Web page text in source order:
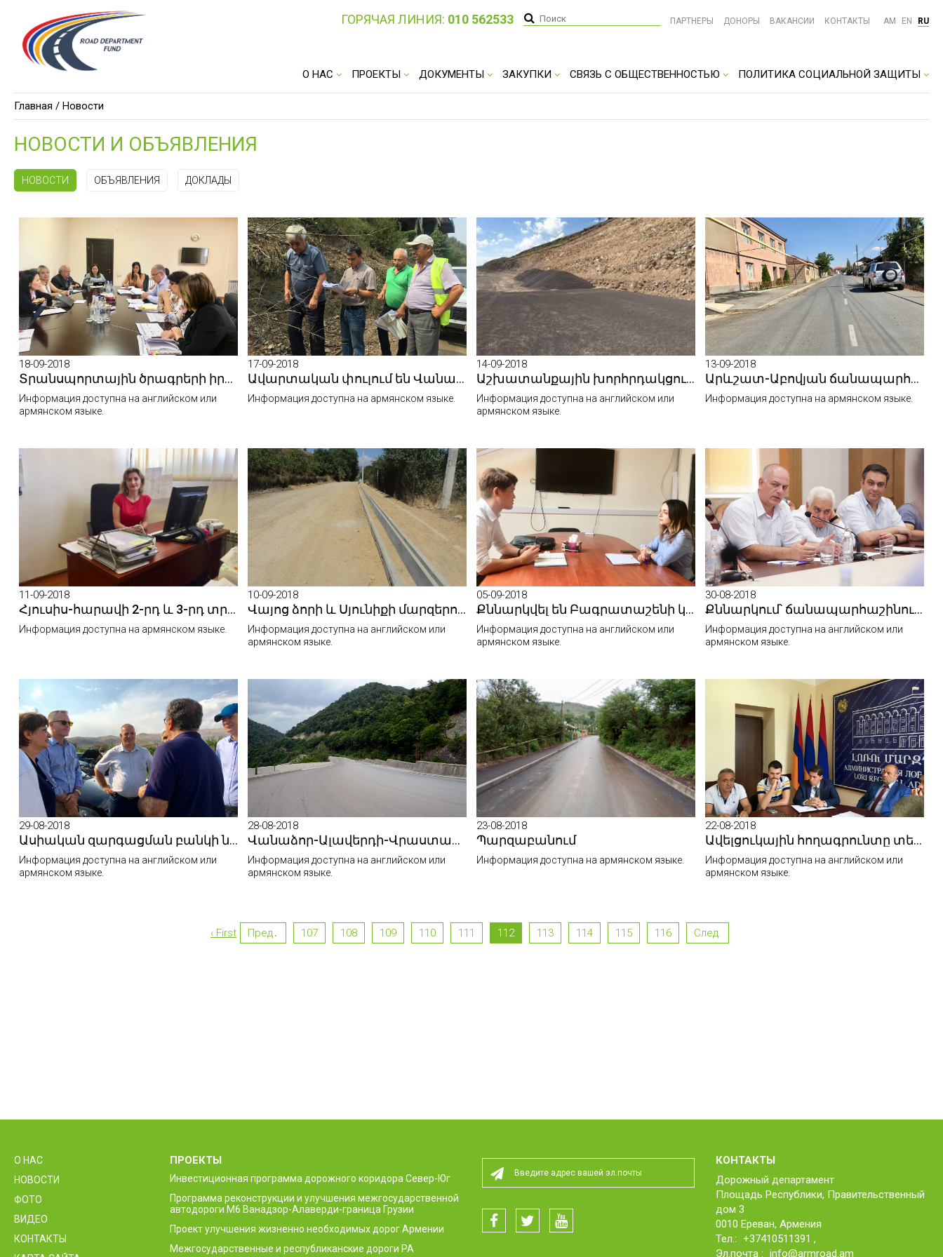
О НАС ПРОЕКТЫ ДОКУМЕНТЫ ЗАКУПКИ СВЯЗЬ С ОБЩЕСТВЕННОСТЬЮ ПОЛИТИКА СОЦИАЛЬНОЙ ЗАЩИТЫ
ГОРЯЧАЯ ЛИНИЯ: 010 562533 ПАРТНЕРЫ ДОНОРЫ ВАКАНСИИ КОНТАКТЫ AM EN RU
Главная / Новости
НОВОСТИ И ОБЪЯВЛЕНИЯ
НОВОСТИ ОБЪЯВЛЕНИЯ ДОКЛАДЫ
18-09-2018
Տրանսպորտային ծրագրերի իրականացման կազմակերպությունում ընդունեցին Համաշխարհային բանկի պատվիրակությանը
Информация доступна на английском или
армянском языке.
17-09-2018
Ավարտական փուլում են Վանաձորից Թումանյան ձգվող 38,45 կմ ճանապարհահատվածի վերականգնման աշխատանքները
Информация доступна на армянском языке.
14-09-2018
Աշխատանքային խորհրդակցություններ՝ Տրանշ-3-ում
Информация доступна на английском или
армянском языке.
13-09-2018
Արևշատ-Աբովյան ճանապարհի մոտ 1,5 կմ ճանապարհահատվածի վերականգնումն ավարտվել է
Информация доступна на армянском языке.
11-09-2018
Հյուսիս-հարավի 2-րդ և 3-րդ տրանշներում օտարվել է մոտ 1900 հողամաս
Информация доступна на армянском языке.
10-09-2018
Վայոց ձորի և Սյունիքի մարզերում ընթանում են կենսական նշանակության ավտոճանապարհների վերականգնման աշխատանքներ
Информация доступна на английском или
армянском языке.
05-09-2018
Քննարկվել են Բագրատաշենի կամրջի նախագծման աշխատանքների մեկնարկի հետ կապված հարցեր
Информация доступна на английском или
армянском языке.
30-08-2018
Քննարկում՝ ճանապարհաշինության մեջ օգտագործվող հայկական շինանյութերի որակական հատկությունների վերաբերյալ
Информация доступна на английском или
армянском языке.
29-08-2018
Ասիական զարգացման բանկի ներկայացուցիչներն այցելել են Հյուսիս-հարավ ճանապարհային միջանցքի Տրանշ-2 հատված
Информация доступна на английском или
армянском языке.
28-08-2018
Վանաձոր-Ալավերդի-Վրաստանի սահման միջպետական ավտոճանապարհը ժամանակավորապես կփակվի
Информация доступна на английском или
армянском языке.
23-08-2018
Պարզաբանում
Информация доступна на армянском языке.
22-08-2018
Ավելցուկային հողագրունտը տեղավորելու առաջարկներ կներկայացվեն
Информация доступна на английском или
армянском языке.
‹ First Пред․ 107 108 109 110 111 112 113 114 115 116 След.
О НАС
НОВОСТИ
ФОТО
ВИДЕО
КОНТАКТЫ
ПРОЕКТЫ
Инвестиционная программа дорожного коридора Север-Юг
Программа реконструкции и улучшения межгосударственной
автодороги М6 Ванадзор-Алаверди-граница Грузии
Проект улучшения жизненно необходимых дорог Армении
Межгосударственные и республиканские дороги РА
КОНТАКТЫ
Дорожный департамент
Площадь Республики, Правительственный
дом 3
0010 Ереван, Армения
Тел.: +37410511391,
Эл.почта : info@armroad.am